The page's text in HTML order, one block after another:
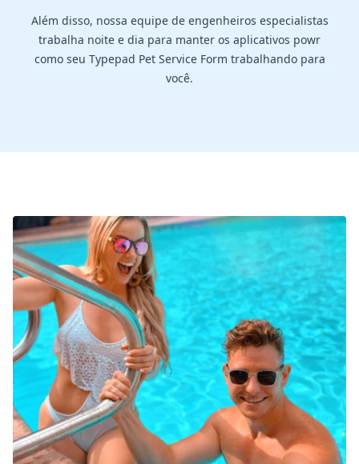
Além disso, nossa equipe de engenheiros especialistas
trabalha noite e dia para manter os aplicativos powr
como seu Typepad Pet Service Form trabalhando para
você.